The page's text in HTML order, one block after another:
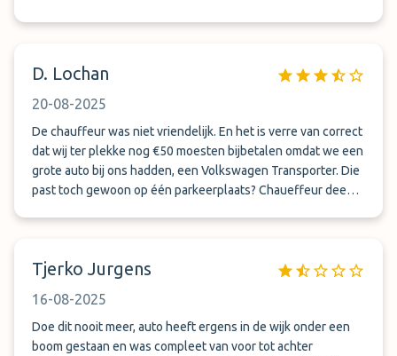
D. Lochan
20-08-2025
De chauffeur was niet vriendelijk. En het is verre van correct
dat wij ter plekke nog €50 moesten bijbetalen omdat we een
grote auto bij ons hadden, een Volkswagen Transporter. Die
past toch gewoon op één parkeerplaats? Chaueffeur deed
Tjerko Jurgens
16-08-2025
Doe dit nooit meer, auto heeft ergens in de wijk onder een
boom gestaan en was compleet van voor tot achter